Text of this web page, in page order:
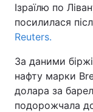
Економіка
Техно і зв'язок
Зброя
Ізраїлю по
посилилася
Reuters.
За даними біржі
нафту марки
долара за
подорожчала